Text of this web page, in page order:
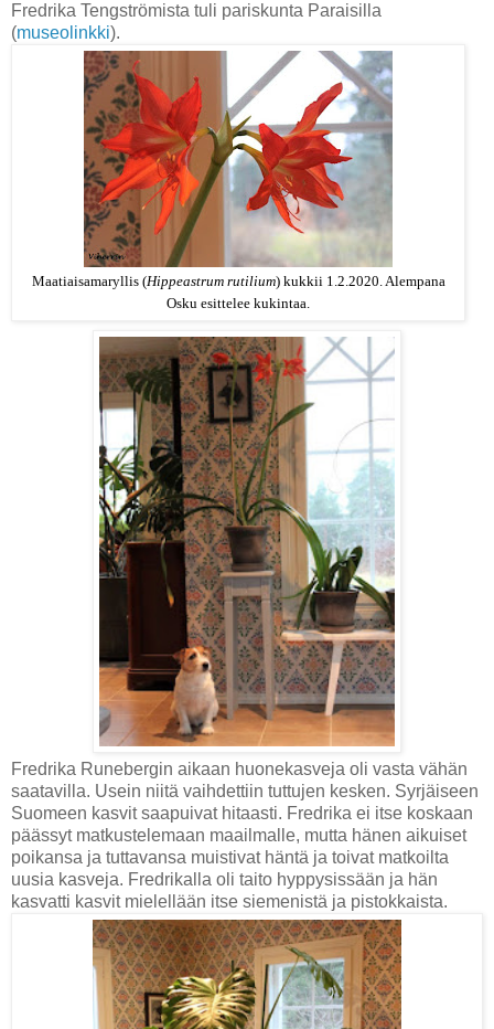
Fredrika Tengströmista tuli pariskunta Paraisilla
(museolinkki).
Maatiaisamaryllis (Hippeastrum rutilium) kukkii 1.2.2020. Alempana
Osku esittelee kukintaa.
Fredrika Runebergin aikaan huonekasveja oli vasta vähän
saatavilla. Usein niitä vaihdettiin tuttujen kesken. Syrjäiseen
Suomeen kasvit saapuivat hitaasti. Fredrika ei itse koskaan
päässyt matkustelemaan maailmalle, mutta hänen aikuiset
poikansa ja tuttavansa muistivat häntä ja toivat matkoilta
uusia kasveja. Fredrikalla oli taito hyppysissään ja hän
kasvatti kasvit mielellään itse siemenistä ja pistokkaista.